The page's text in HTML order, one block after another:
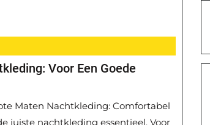
Voor Een Goede
Maten Nachtkleding: Comfortabel
juiste nachtkleding essentieel. Voor